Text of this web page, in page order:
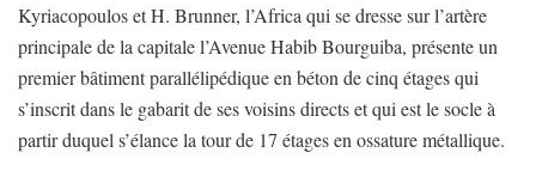
Kyriacopoulos et H. Brunner, l’Africa qui se dresse sur l’artère
principale de la capitale l’Avenue Habib Bourguiba, présente un
premier bâtiment parallélipédique en béton de cinq étages qui
s’inscrit dans le gabarit de ses voisins directs et qui est le socle à
partir duquel s’élance la tour de 17 étages en ossature métallique.